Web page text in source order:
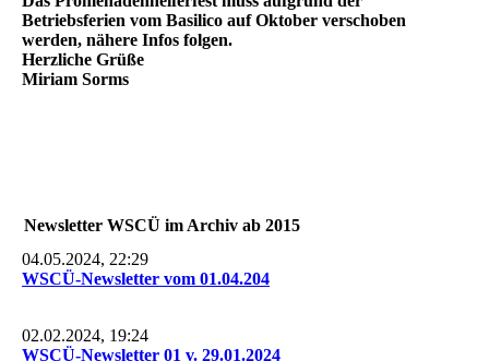
Betriebsferien vom Basilico auf Oktober verschoben
werden, nähere Infos folgen.
Herzliche Grüße
Miriam Sorms
Newsletter WSCÜ im Archiv ab 2015
04.05.2024, 22:29
WSCÜ-Newsletter vom 01.04.204
02.02.2024, 19:24
WSCÜ-Newsletter 01 v. 29.01.2024